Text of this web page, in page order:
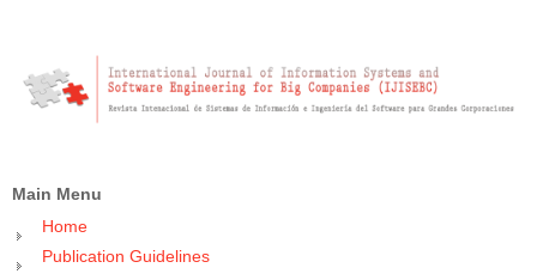
Main Menu
Home
Publication Guidelines